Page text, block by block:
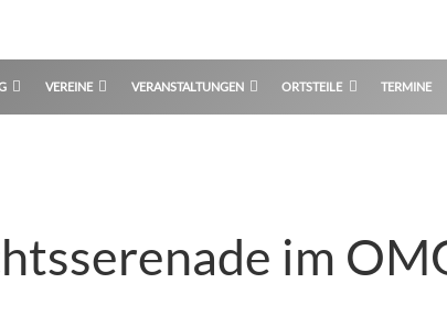
VEREINE VERANSTALTUNGEN ORTSTEILE TERMINE
im